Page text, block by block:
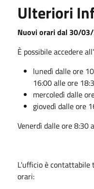
Ulteriori
Nuovi orari dal 30/
È possibile accedere
lunedì dalle ore
16:00 alle ore
mercoledì dalle
giovedì dalle ore
Venerdì dalle ore 8:30
L'ufficio è contattabile
orari: